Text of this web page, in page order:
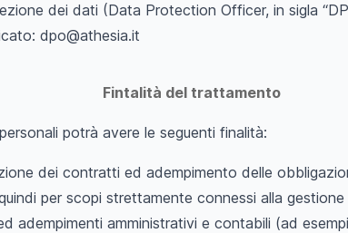
dei dati (Data Protection Officer, in sigla
dpo@athesia.it
Fintalità del trattamento
potrà avere le seguenti finalità:
dei contratti ed adempimento delle
per scopi strettamente connessi alla
adempimenti amministrativi e contabili (ad